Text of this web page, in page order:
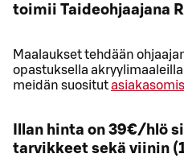
toimii Taideohjaajana
Maalaukset tehdään
opastuksella
meidän suositut
Illan hinta on 39€/hlö
tarvikkeet sekä viinin